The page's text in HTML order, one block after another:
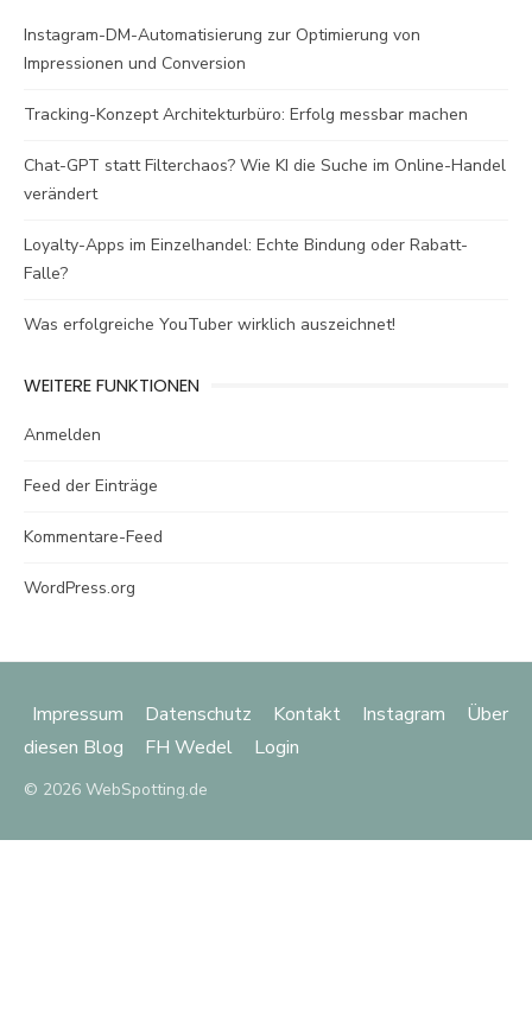
Instagram-DM-Automatisierung zur Optimierung von
Impressionen und Conversion
Tracking-Konzept Architekturbüro: Erfolg messbar machen
Chat-GPT statt Filterchaos? Wie KI die Suche im Online-Handel
verändert
Loyalty-Apps im Einzelhandel: Echte Bindung oder Rabatt-
Falle?
Was erfolgreiche YouTuber wirklich auszeichnet!
WEITERE FUNKTIONEN
Anmelden
Feed der Einträge
Kommentare-Feed
WordPress.org
Impressum Datenschutz Kontakt Instagram
Über
diesen Blog
FH Wedel Login
© 2026 WebSpotting.de